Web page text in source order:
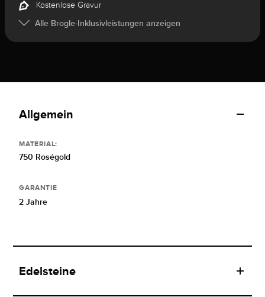
Kostenlose Gravur
Alle Brogle-Inklusivleistungen anzeigen
Allgemein
MATERIAL:
750 Roségold
GARANTIE
2 Jahre
Edelsteine